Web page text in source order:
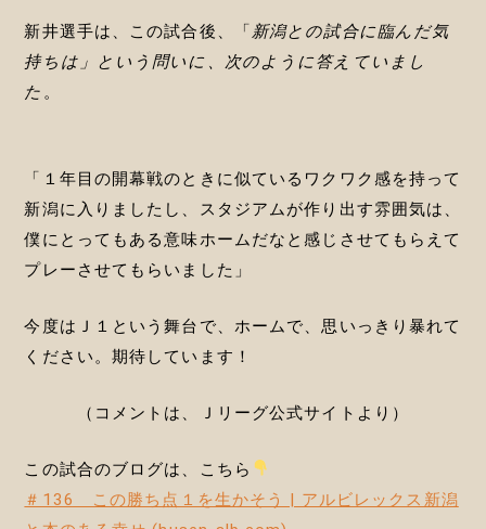
新井選手は、この試合後、「 新潟との試合に臨んだ気
持ちは」という問いに、次のように答えていまし
た 。
「１年目の開幕戦のときに似ているワクワク感を持って
新潟に入りましたし、スタジアムが作り出す雰囲気は、
僕にとってもある意味ホームだなと感じさせてもらえて
プレーさせてもらいました」
今度はＪ１という舞台で、ホームで、思いっきり暴れて
ください。期待しています！
（コメントは、Ｊリーグ公式サイトより）
この試合のブログは、こちら
＃136 この勝ち点１を生かそう | アルビレックス新潟